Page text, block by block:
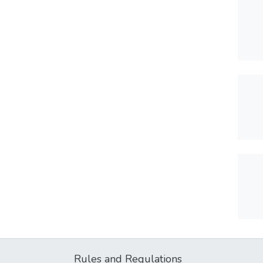
Rules and Regulations